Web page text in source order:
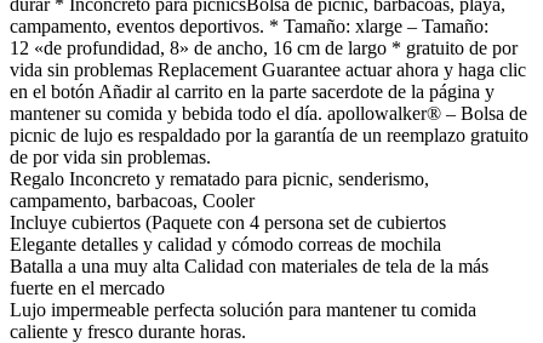
campamento, eventos deportivos. * Tamaño: xlarge – Tamaño:
12 «de profundidad, 8» de ancho, 16 cm de largo * gratuito de por
vida sin problemas Replacement Guarantee actuar ahora y haga clic
en el botón Añadir al carrito en la parte sacerdote de la página y
mantener su comida y bebida todo el día. apollowalker® – Bolsa de
picnic de lujo es respaldado por la garantía de un reemplazo gratuito
de por vida sin problemas.
Regalo Inconcreto y rematado para picnic, senderismo,
campamento, barbacoas, Cooler
Incluye cubiertos (Paquete con 4 persona set de cubiertos
Elegante detalles y calidad y cómodo correas de mochila
Batalla a una muy alta Calidad con materiales de tela de la más
fuerte en el mercado
Lujo impermeable perfecta solución para mantener tu comida
caliente y fresco durante horas.